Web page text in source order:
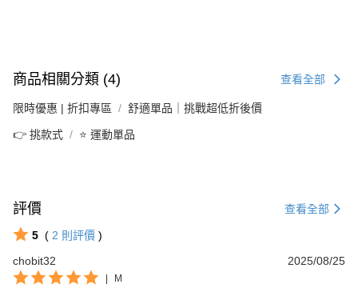
商品相關分類 (4) 查看全部
限時優惠 | 折扣專區 舒適單品｜挑戰超低折後價
👉 挑款式 ⭐ 運動單品
評價 查看全部
5 ( 2 則評價 )
chobit32
2025/08/25
| M